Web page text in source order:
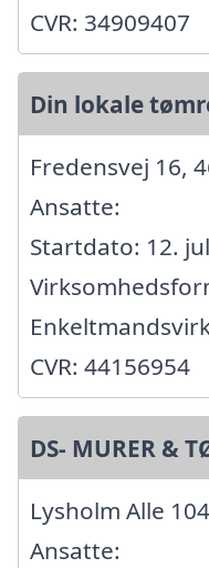
CVR: 34909407
Din lokale
Fredensvej 16,
Ansatte:
Startdato: 12.
CVR: 44156954
DS- MURER &
Lysholm Alle
Ansatte: